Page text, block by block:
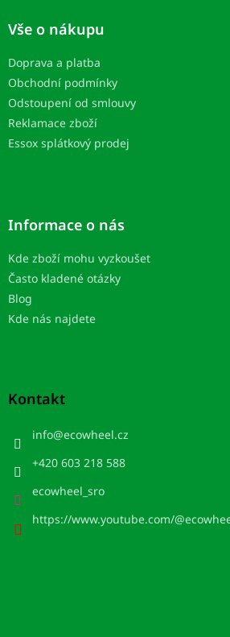
Vše o nákupu
Doprava a platba
Obchodní podmínky
Odstoupení od smlouvy
Reklamace zboží
Essox splátkový prodej
Informace o nás
Kde zboží mohu vyzkoušet
Často kladené otázky
Blog
Kde nás najdete
Kontakt
info@ecowheel.cz
+420 603 218 588
ecowheel_sro
https://www.youtube.com/